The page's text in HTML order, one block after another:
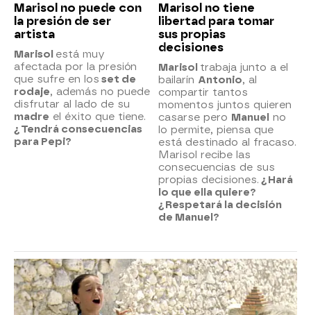
Marisol no puede con
la presión de ser
artista
Marisol está muy
afectada por la presión
que sufre en los set de
rodaje, además no puede
disfrutar al lado de su
madre el éxito que tiene.
¿Tendrá consecuencias
para Pepi?
Marisol no tiene
libertad para tomar
sus propias
decisiones
Marisol trabaja junto a el
bailarín Antonio, al
compartir tantos
momentos juntos quieren
casarse pero Manuel no
lo permite, piensa que
está destinado al fracaso.
Marisol recibe las
consecuencias de sus
propias decisiones. ¿Hará
lo que ella quiere?
¿Respetará la decisión
de Manuel?